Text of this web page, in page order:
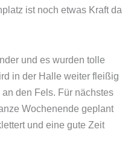
ist noch etwas Kraft da
und es wurden tolle
in der Halle weiter fleißig
den Fels. Für nächstes
Wochenende geplant
und eine gute Zeit